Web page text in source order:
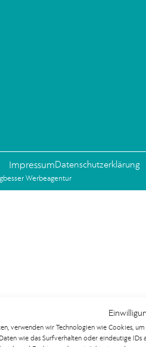
verwenden wir Technologien wie Cookies,
wie das Surfverhalten oder eindeutige
Werbeagentur
Datenschutzerklärung
Impressum